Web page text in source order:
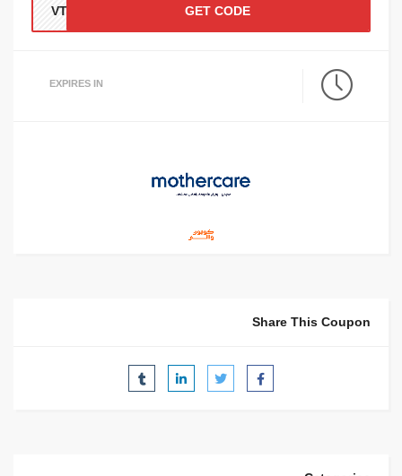
GET CODE
EXPIRES IN
Share This Coupon